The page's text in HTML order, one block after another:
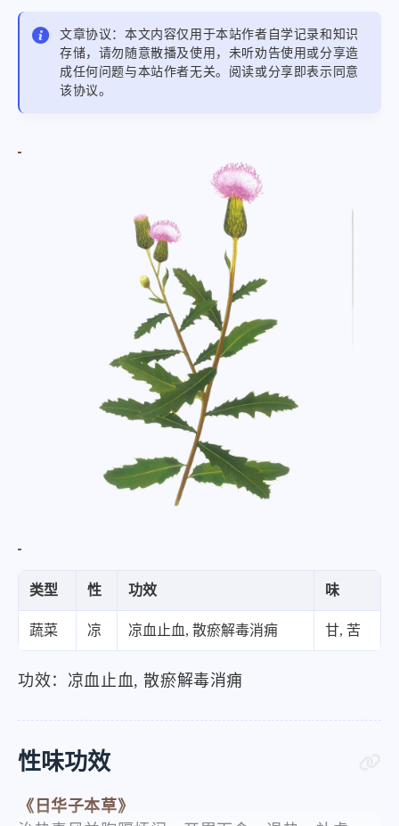
文章协议：本文内容仅用于本站作者自学记录和知识
存储，请勿随意散播及使用，未听劝告使用或分享造
成任何问题与本站作者无关。阅读或分享即表示同意
该协议。
类型 性 功效 味
蔬菜 凉 凉血止血, 散瘀解毒消痈 甘, 苦
功效：凉血止血, 散瘀解毒消痈
性味功效
《日华子本草》